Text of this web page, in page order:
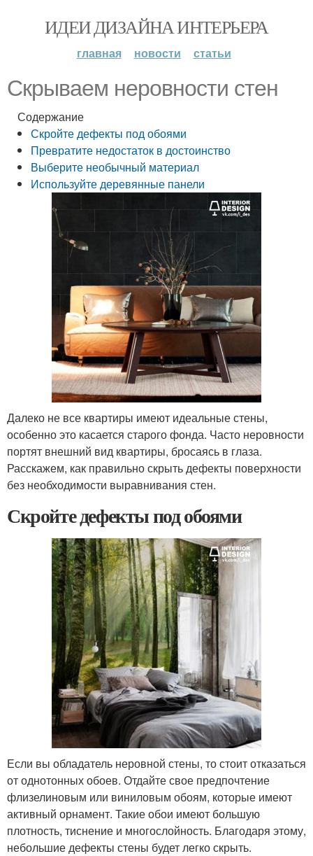
ИДЕИ ДИЗАЙНА ИНТЕРЬЕРА
главная новости статьи
Скрываем неровности стен
Содержание
Скройте дефекты под обоями
Превратите недостаток в достоинство
Выберите необычный материал
Используйте деревянные панели
Далеко не все квартиры имеют идеальные стены,
особенно это касается старого фонда. Часто неровности
портят внешний вид квартиры, бросаясь в глаза.
Расскажем, как правильно скрыть дефекты поверхности
без необходимости выравнивания стен.
Скройте дефекты под обоями
Если вы обладатель неровной стены, то стоит отказаться
от однотонных обоев. Отдайте свое предпочтение
флизелиновым или виниловым обоям, которые имеют
активный орнамент. Такие обои имеют большую
плотность, тиснение и многослойность. Благодаря этому,
небольшие дефекты стены будет легко скрыть.